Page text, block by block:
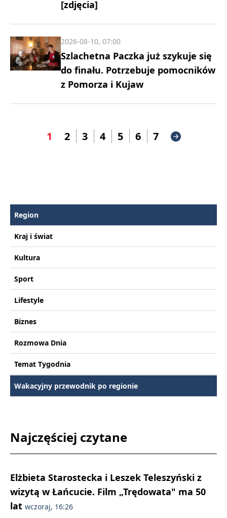
[zdjęcia]
Szlachetna Paczka już szykuje się
do finału. Potrzebuje pomocników
z Pomorza i Kujaw
2026-08-10, 07:00
1 2 3 4 5 6 7
Region
Kraj i świat
Kultura
Sport
Lifestyle
Biznes
Rozmowa Dnia
Temat Tygodnia
Wakacyjny przewodnik po regionie
Najczęściej czytane
Elżbieta Starostecka i Leszek Teleszyński z
wizytą w Łańcucie. Film „Trędowata" ma 50
lat wczoraj, 16:26